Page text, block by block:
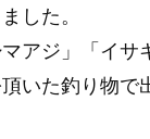
した。
アジ」「イサ
いた釣り物で